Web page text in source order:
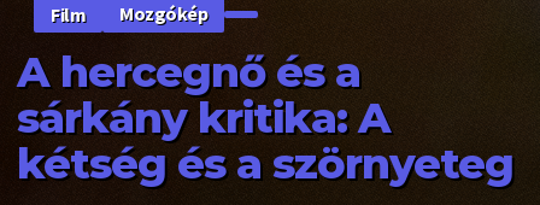
Film Mozgókép
A hercegnő és a
sárkány kritika: A
kétség és a szörnyeteg